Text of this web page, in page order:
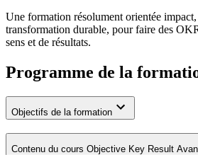
Une formation résolument orientée
transformation durable, pour faire des
sens et de résultats.
Programme de la
Objectifs de la formation
Contenu du cours Objective Key Result